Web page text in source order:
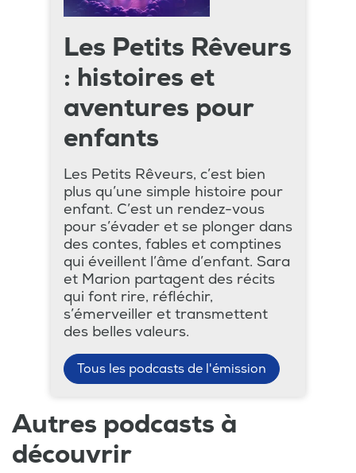
Les Petits Rêveurs
: histoires et
aventures pour
enfants
Les Petits Rêveurs, c’est bien
plus qu’une simple histoire pour
enfant. C’est un rendez-vous
pour s’évader et se plonger dans
des contes, fables et comptines
qui éveillent l’âme d’enfant. Sara
et Marion partagent des récits
qui font rire, réfléchir,
s’émerveiller et transmettent
des belles valeurs.
Tous les podcasts de l'émission
Autres podcasts à
découvrir